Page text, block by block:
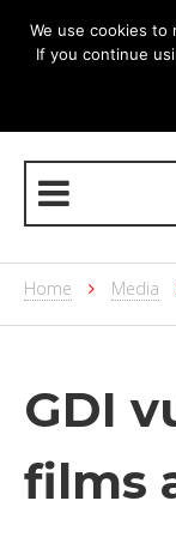
We use cookies to
If you continue
Home Media
GDI
films